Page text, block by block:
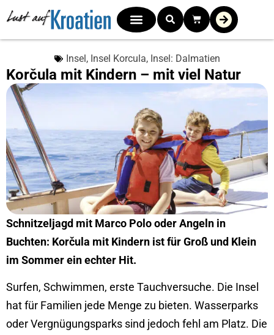
Insel, Insel Korcula, Insel: Dalmatien
Korčula mit Kindern – mit viel Natur
Schnitzeljagd mit Marco Polo oder Angeln in
Buchten: Korčula mit Kindern ist für Groß und Klein
im Sommer ein echter Hit.
Surfen, Schwimmen, erste Tauchversuche. Die Insel
hat für Familien jede Menge zu bieten. Wasserparks
oder Vergnügungsparks sind jedoch fehl am Platz. Die